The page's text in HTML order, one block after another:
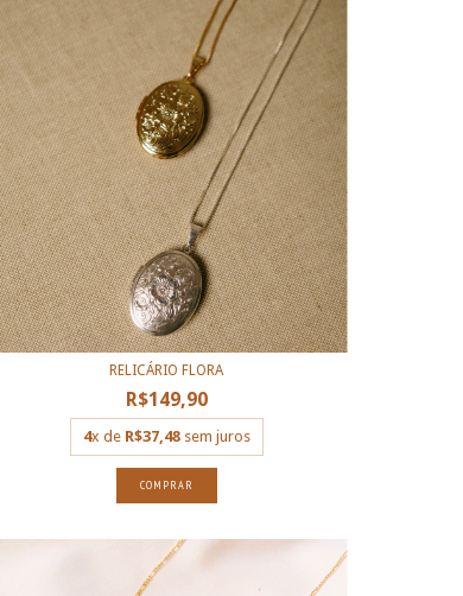
RELICÁRIO FLORA
R$149,90
4x de R$37,48sem juros
COMPRAR